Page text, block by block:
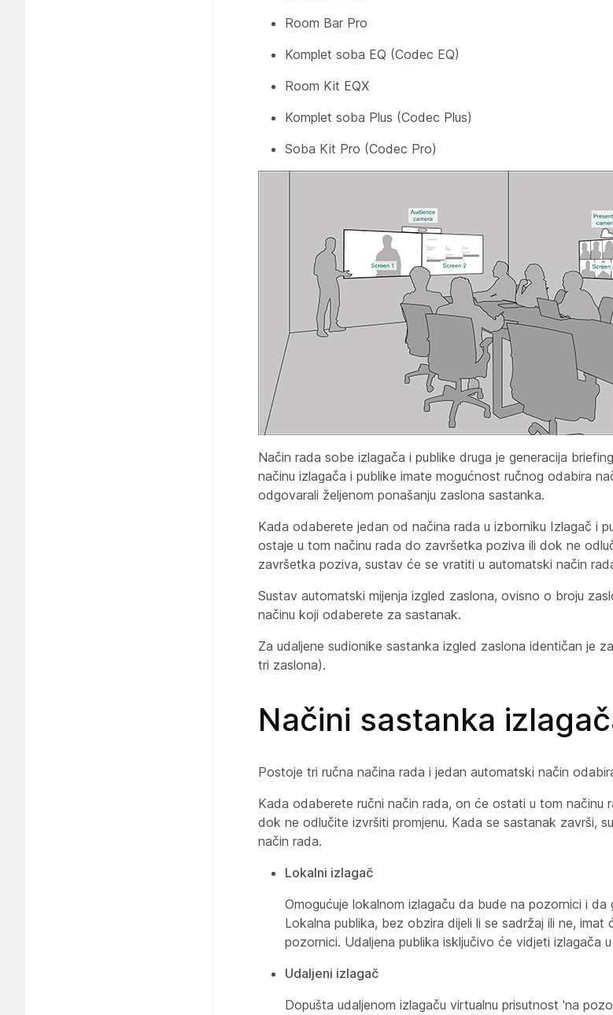
Room Bar Pro
Komplet soba EQ (Codec EQ)
Room Kit EQX
Komplet soba Plus (Codec Plus)
Soba Kit Pro (Codec Pro)
Način rada sobe izlagača i publike druga je generacija
načinu izlagača i publike imate mogućnost ručnog odabira
odgovarali željenom ponašanju zaslona sastanka.
Kada odaberete jedan od načina rada u izborniku Izlagač i
ostaje u tom načinu rada do završetka poziva ili dok ne
završetka poziva, sustav će se vratiti u automatski način
Sustav automatski mijenja izgled zaslona, ovisno o broju
načinu koji odaberete za sastanak.
Za udaljene sudionike sastanka izgled zaslona identičan je
tri zaslona).
Načini sastanka
Postoje tri ručna načina rada i jedan automatski način
Kada odaberete ručni način rada, on će ostati u tom načinu
dok ne odlučite izvršiti promjenu. Kada se sastanak završi,
način rada.
Lokalni izlagač
Omogućuje lokalnom izlagaču da bude na pozornici i da
Lokalna publika, bez obzira dijeli li se sadržaj ili ne, imat
pozornici. Udaljena publika isključivo će vidjeti izlagača
Udaljeni izlagač
Dopušta udaljenom izlagaču virtualnu prisutnost 'na